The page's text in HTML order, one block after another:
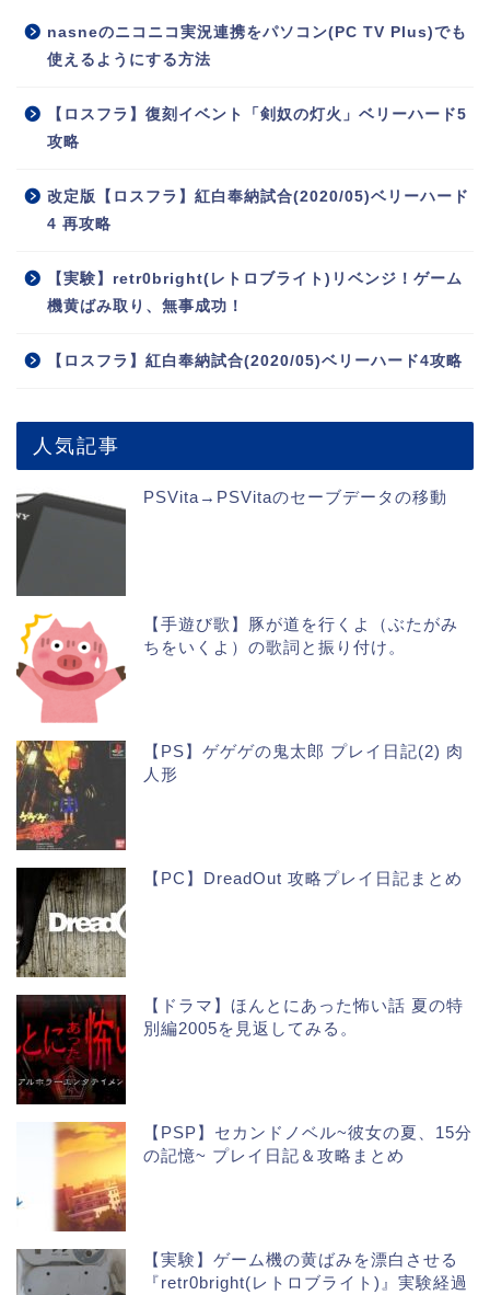
nasneのニコニコ実況連携をパソコン(PC TV Plus)でも
使えるようにする方法
【ロスフラ】復刻イベント「剣奴の灯火」ベリーハード5
攻略
改定版【ロスフラ】紅白奉納試合(2020/05)ベリーハード
4 再攻略
【実験】retr0bright(レトロブライト)リベンジ！ゲーム
機黄ばみ取り、無事成功！
【ロスフラ】紅白奉納試合(2020/05)ベリーハード4攻略
人気記事
PSVita→PSVitaのセーブデータの移動
【手遊び歌】豚が道を行くよ（ぶたがみ
ちをいくよ）の歌詞と振り付け。
【PS】ゲゲゲの鬼太郎 プレイ日記(2) 肉
人形
【PC】DreadOut 攻略プレイ日記まとめ
【ドラマ】ほんとにあった怖い話 夏の特
別編2005を見返してみる。
【PSP】セカンドノベル~彼女の夏、15分
の記憶~ プレイ日記＆攻略まとめ
【実験】ゲーム機の黄ばみを漂白させる
『retr0bright(レトロブライト)』実験経過